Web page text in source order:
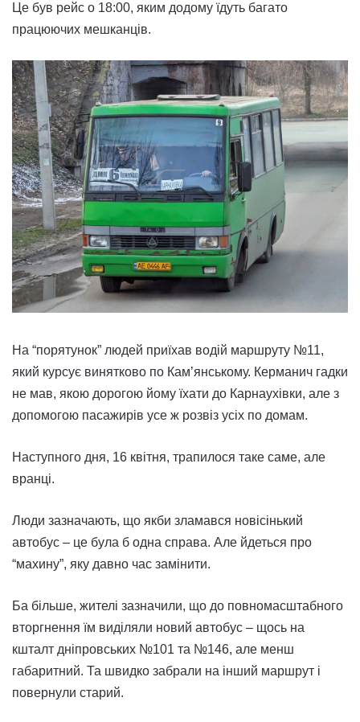
Це був рейс о 18:00, яким додому їдуть багато
працюючих мешканців.
На “порятунок” людей приїхав водій маршруту №11,
який курсує винятково по Кам’янському. Керманич гадки
не мав, якою дорогою йому їхати до Карнаухівки, але з
допомогою пасажирів усе ж розвіз усіх по домам.
Наступного дня, 16 квітня, трапилося таке саме, але
вранці.
Люди зазначають, що якби зламався новісінький
автобус – це була б одна справа. Але йдеться про
“махину”, яку давно час замінити.
Ба більше, жителі зазначили, що до повномасштабного
вторгнення їм виділяли новий автобус – щось на
кшталт дніпровських №101 та №146, але менш
габаритний. Та швидко забрали на інший маршрут і
повернули старий.